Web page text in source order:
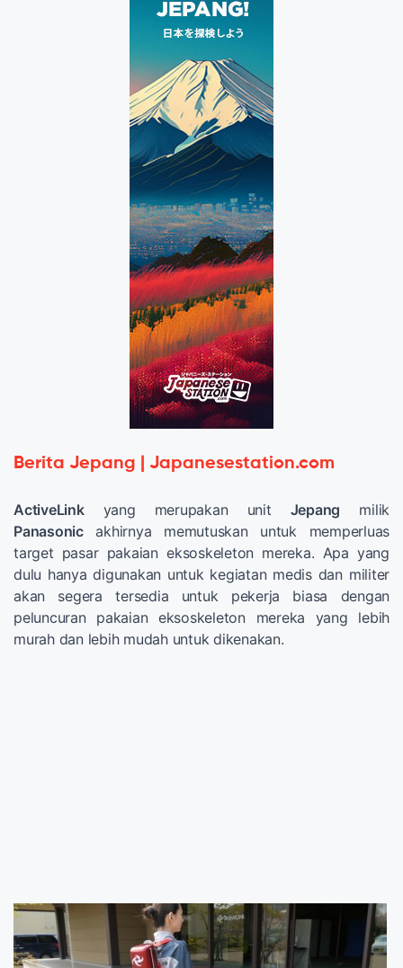
Berita Jepang | Japanesestation.com
ActiveLinkyang merupakan unit Jepang milik
Panasonicakhirnya memutuskan untuk memperluas
target pasar pakaian eksoskeleton mereka. Apa yang
dulu hanya digunakan untuk kegiatan medis dan militer
akan segera tersedia untuk pekerja biasa dengan
peluncuran pakaian eksoskeleton mereka yang lebih
murah dan lebih mudah untuk dikenakan.